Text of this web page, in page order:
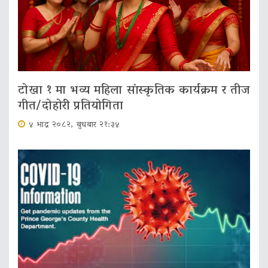
टोखा १ मा भव्य महिला सांस्कृतिक कार्यक्रम र तीज
गीत/दोहोरी प्रतियोगिता
४ भाद्र २०८२, बुधबार २१:३४